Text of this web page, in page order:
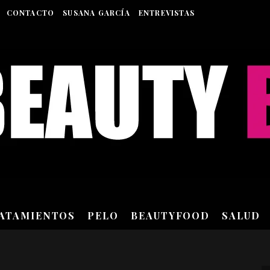
CONTACTO SUSANA GARCÍA ENTREVISTAS
PELO BEAUTYFOOD SALUD